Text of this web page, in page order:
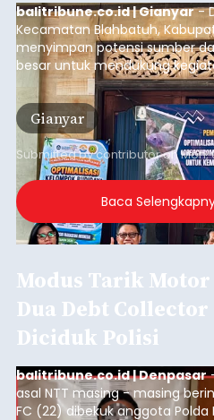
balitribune.co.id | Gianyar-
Kecamatan Blahbatuh,
menyimpan potensi sumber
besar untuk mendukung
nila.
Gianyar
Submitted bycontributoronMon,
Baca
Modus Tarik
Dua Debt
Diciduk Polisi
balitribune.co.id | Denpasar
asal NTT masing - masing
FC (22) dibekuk anggota Polda